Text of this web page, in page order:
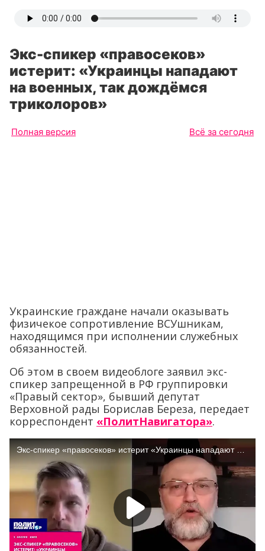
Экс-спикер «правосеков»
истерит: «Украинцы нападают
на военных, так дождёмся
триколоров»
Полная версия Всё за сегодня
Украинские граждане начали оказывать
физичекое сопротивление ВСУшникам,
находящимся при исполнении служебных
обязанностей.
Об этом в своем видеоблоге заявил экс-
спикер запрещенной в РФ группировки
«Правый сектор», бывший депутат
Верховной рады Борислав Береза, передает
корреспондент «ПолитНавигатора».